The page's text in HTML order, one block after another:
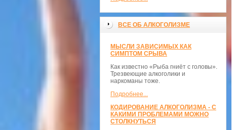
ВСЕ ОБ АЛКОГОЛИЗМЕ
МЫСЛИ ЗАВИСИМЫХ КАК
СИМПТОМ СРЫВА
Как известно «Рыба гниёт с головы».
Трезвеющие алкоголики и
наркоманы тоже.
Подробнее...
КОДИРОВАНИЕ АЛКОГОЛИЗМА - С
КАКИМИ ПРОБЛЕМАМИ МОЖНО
СТОЛКНУТЬСЯ